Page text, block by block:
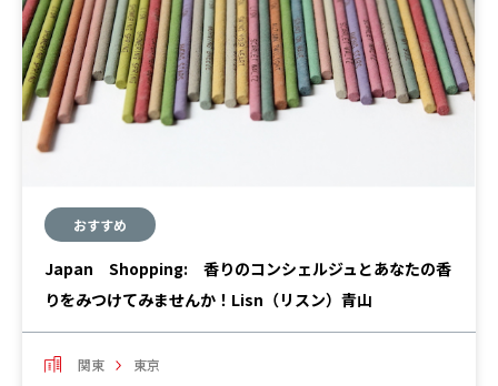
おすすめ
Japan Shopping: 香りのコンシェルジュとあなたの香
りをみつけてみませんか！Lisn（リスン）青山
関東
東京